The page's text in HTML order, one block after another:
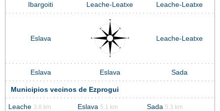
Ibargoiti Leache-Leatxe Leache-Leatxe
Eslava Leache-Leatxe
Eslava Eslava Sada
Municipios vecinos de Ezprogui
Leache 3.8 km Eslava 5.1 km Sada 5.3 km